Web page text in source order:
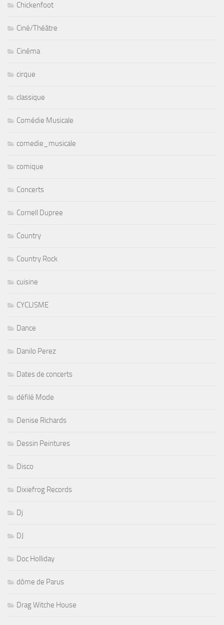
Chickenfoot
Ciné/Théâtre
Cinéma
cirque
classique
Comédie Musicale
comedie_musicale
comique
Concerts
Cornell Dupree
Country
Country Rock
cuisine
CYCLISME
Dance
Danilo Perez
Dates de concerts
défilé Mode
Denise Richards
Dessin Peintures
Disco
Dixiefrog Records
Dj
DJ
Doc Holliday
dôme de Parus
Drag Witche House